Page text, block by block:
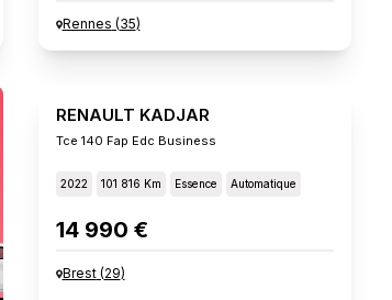
Rennes (35)
RENAULT KADJAR
Tce 140 Fap Edc Business
2022 101 816 Km Essence Automatique
14 990 €
Brest(29)